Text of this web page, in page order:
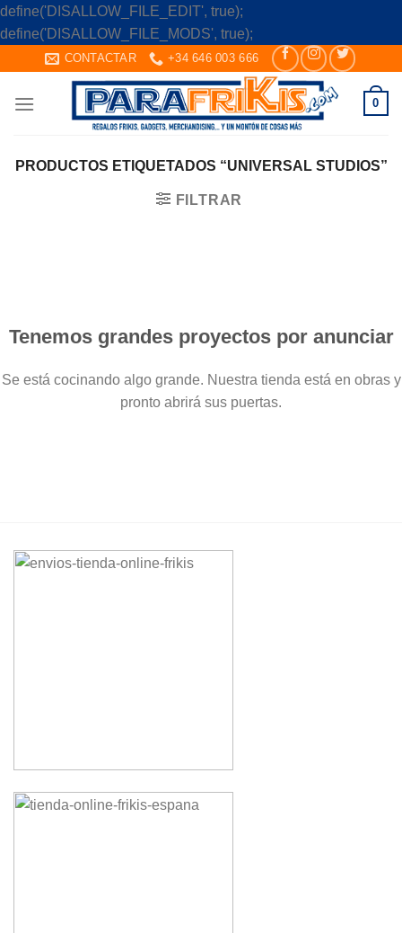
define('DISALLOW_FILE_EDIT', true);
define('DISALLOW_FILE_MODS', true);
to
content
CONTACTAR +34 646 003 666
0
PRODUCTOS ETIQUETADOS “UNIVERSAL STUDIOS”
FILTRAR
Tenemos grandes proyectos por anunciar
Se está cocinando algo grande. Nuestra tienda está en obras y
pronto abrirá sus puertas.